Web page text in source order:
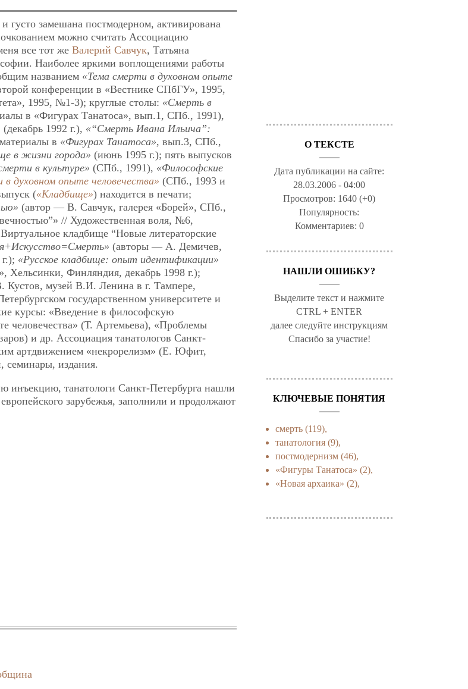
густо замешана постмодерном, активирована
можно считать Ассоциацию
все тот же Валерий Савчук, Татьяна
Наиболее яркими воплощениями работы
названием «Тема смерти в духовном опыте
конференции в «Вестнике СПбГУ», 1995,
1995, №1-3); круглые столы: «Смерть в
в «Фигурах Танатоса», вып.1, СПб., 1991),
(декабрь 1992 г.), «“Смерть Ивана Ильича”:
в «Фигурах Танатоса», вып.3, СПб.,
в жизни города» (июнь 1995 г.); пять выпусков
в культуре» (СПб., 1991), «Философские
в духовном опыте человечества» (СПб., 1993 и
(«Кладбище») находится в печати;
(автор — В. Савчук, галерея «Борей», СПб.,
// Художественная воля, №6,
кладбище “Новые литераторские
(авторы — А. Демичев,
«Русское кладбище: опыт идентификации»
Хельсинки, Финляндия, декабрь 1998 г.);
музей В.И. Ленина в г. Тампере,
государственном университете и
курсы: «Введение в философскую
человечества» (Т. Артемьева), «Проблемы
и др. Ассоциация танатологов Санкт-
артдвижением «некрорелизм» (Е. Юфит,
семинары, издания.
инъекцию, танатологи Санкт-Петербурга нашли
зарубежья, заполнили и продолжают
О ТЕКСТЕ
Дата публикации на сайте:
28.03.2006 - 04:00
Просмотров: 1640 (+0)
Популярность:
Комментариев: 0
НАШЛИ ОШИБКУ?
Выделите текст и нажмите
CTRL + ENTER
далее следуйте инструкциям
Спасибо за участие!
КЛЮЧЕВЫЕ ПОНЯТИЯ
смерть (119),
танатология (9),
постмодернизм (46),
«Фигуры Танатоса» (2),
«Новая архаика» (2),